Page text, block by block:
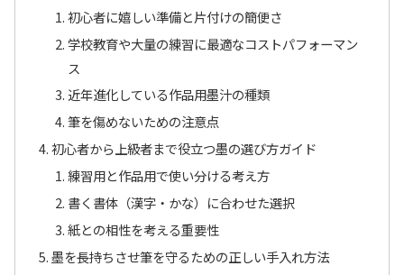
初心者に嬉しい準備と片付けの簡便さ
学校教育や大量の練習に最適なコストパフォーマン
ス
近年進化している作品用墨汁の種類
筆を傷めないための注意点
初心者から上級者まで役立つ墨の選び方ガイド
練習用と作品用で使い分ける考え方
書く書体（漢字・かな）に合わせた選択
紙との相性を考える重要性
墨を長持ちさせ筆を守るための正しい手入れ方法